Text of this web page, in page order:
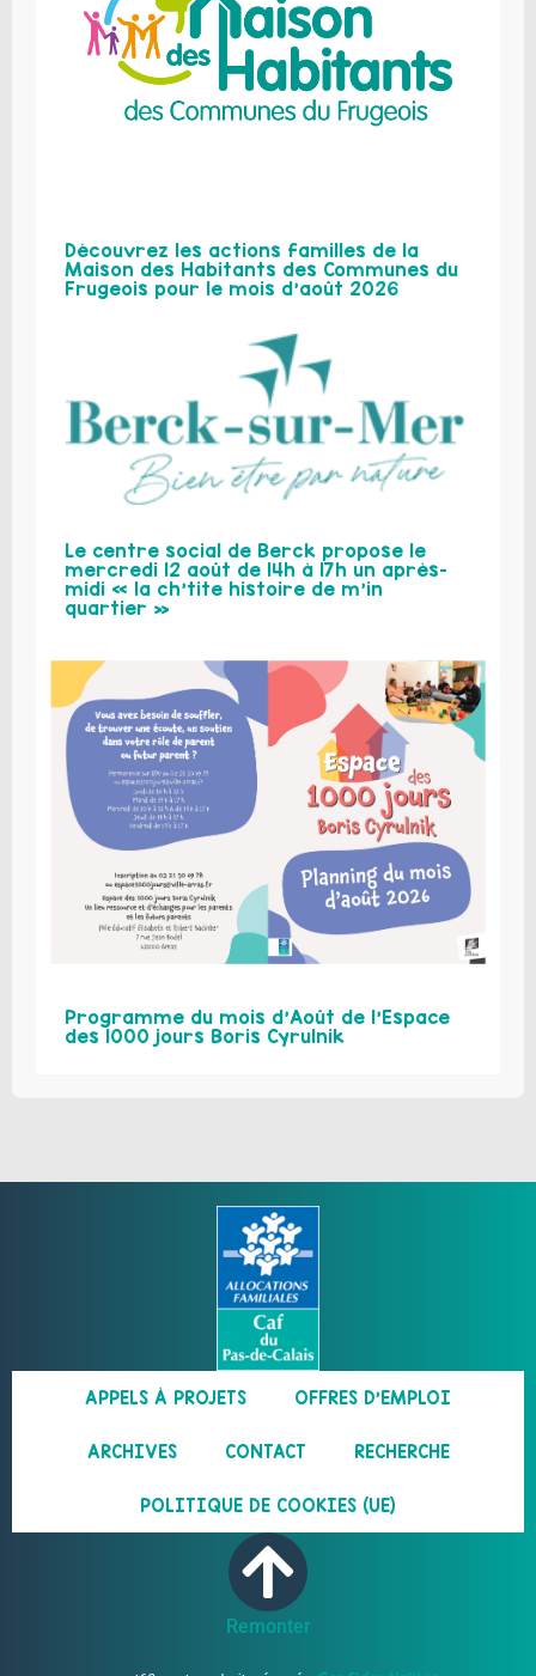
Découvrez les actions familles de la
Maison des Habitants des Communes du
Frugeois pour le mois d’août 2026
Le centre social de Berck propose le
mercredi 12 août de 14h à 17h un après-
midi « la ch’tite histoire de m’in
quartier »
Programme du mois d’Août de l’Espace
des 1000 jours Boris Cyrulnik
APPELS À PROJETS OFFRES D’EMPLOI
ARCHIVES CONTACT RECHERCHE
POLITIQUE DE COOKIES (UE)
Remonter